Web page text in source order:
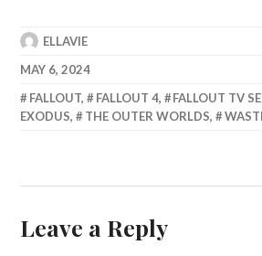
ELLAVIE
MAY 6, 2024
FALLOUT, FALLOUT 4, FALLOUT TV
EXODUS, THE OUTER WORLDS,
Leave a Reply